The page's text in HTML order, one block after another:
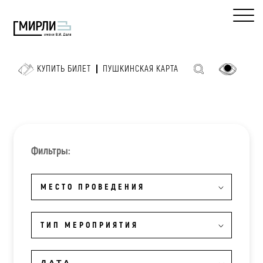
КУПИТЬ БИЛЕТ ПУШКИНСКАЯ КАРТА
Фильтры:
МЕСТО ПРОВЕДЕНИЯ
ТИП МЕРОПРИЯТИЯ